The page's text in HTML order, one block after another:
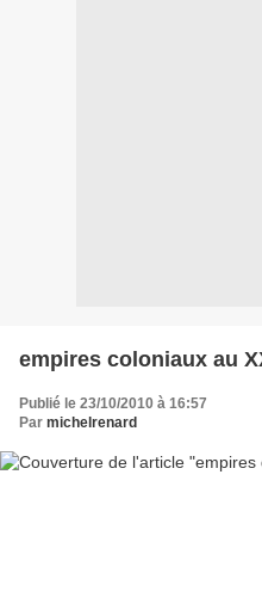
empires coloniaux au
Publié le 23/10/2010 à 16:57
Par michelrenard